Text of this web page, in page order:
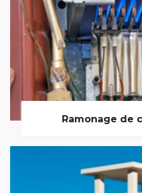
Ramonage de